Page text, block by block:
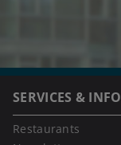
SERVICES & INFO
Restaurants